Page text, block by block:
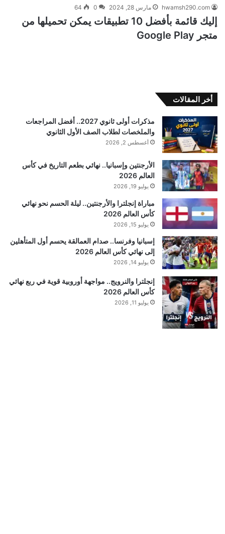
hwamsh290.com مارس 28, 2024 0
64
إليك قائمة بأفضل 10 تطبيقات يمكن تحميلها من
متجر Google Play
أخر المقالات
مذكرات أولى ثانوي 2027.. أفضل المراجعات
والملخصات لطلاب الصف الأول الثانوي
أغسطس 2, 2026
الأرجنتين وإسبانيا.. نهائي بطعم التاريخ في كأس
العالم 2026
يوليو 19, 2026
مباراة إنجلترا والأرجنتين.. ليلة الحسم نحو نهائي
كأس العالم 2026
يوليو 15, 2026
إسبانيا وفرنسا.. صدام العمالقة يحسم أول المتأهلين
إلى نهائي كأس العالم 2026
يوليو 14, 2026
إنجلترا والنرويج.. مواجهة أوروبية قوية في ربع نهائي
كأس العالم 2026
يوليو 11, 2026